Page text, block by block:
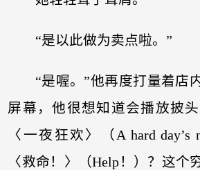
“是以此做为卖点啦。”
“是喔。”他再度打量着店
屏幕，他很想知道会播放披头
〈一夜狂欢〉（A hard
〈救命！〉（Help！）？这个